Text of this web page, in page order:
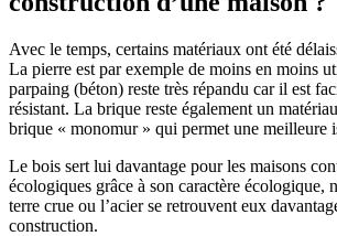
Avec le temps, certains matériaux ont été
La pierre est par exemple de moins en moins
parpaing (béton) reste très répandu car il est
résistant. La brique reste également un
brique « monomur » qui permet une meilleure
Le bois sert lui davantage pour les maisons
écologiques grâce à son caractère écologique,
terre crue ou l’acier se retrouvent eux
construction.